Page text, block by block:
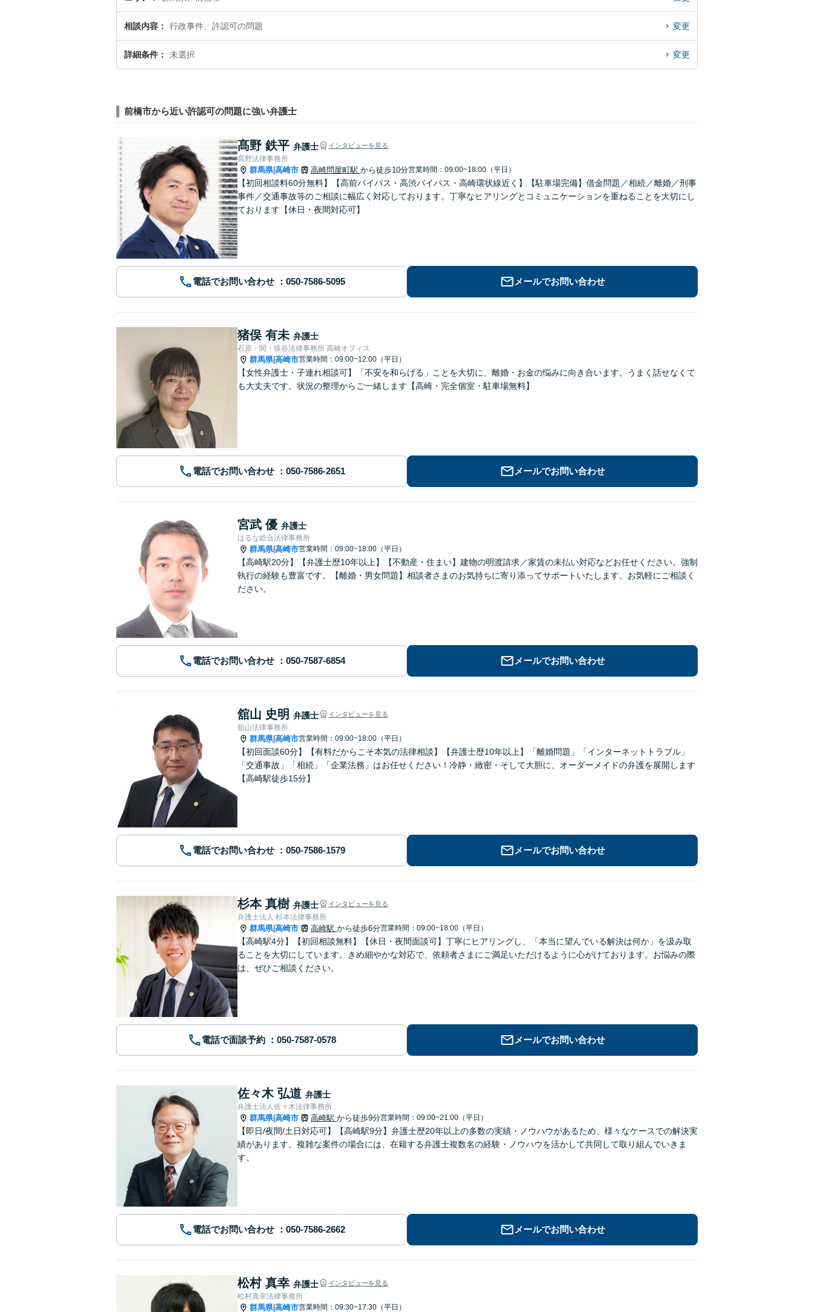
相談内容 行政事件、許認可の問題 変更
詳細条件 未選択 変更
前橋市から近い許認可の問題に強い弁護士
髙野 鉄平 弁護士 インタビューを見る
髙野法律事務所
群馬県|高崎市 高崎問屋町駅 から徒歩10分営業時間：09:00~18:00（平日）
【初回相談料60分無料】【高前バイパス・高渋バイパス・高崎環状線近く】【駐車場完備】借金問題／相続／離婚／刑事
事件／交通事故等のご相談に幅広く対応しております。丁寧なヒアリングとコミュニケーションを重ねることを大切にし
ております【休日・夜間対応可】
電話でお問い合わせ メールでお問い合わせ
猪俣 有未 弁護士
石原・関・猿谷法律事務所 高崎オフィス
群馬県|高崎市営業時間：09:00~12:00（平日）
【女性弁護士・子連れ相談可】「不安を和らげる」ことを大切に、離婚・お金の悩みに向き合います。うまく話せなくて
も大丈夫です。状況の整理からご一緒します【高崎・完全個室・駐車場無料】
電話でお問い合わせ メールでお問い合わせ
宮武 優 弁護士
はるな総合法律事務所
群馬県|高崎市営業時間：09:00~18:00（平日）
【高崎駅20分】【弁護士歴10年以上】【不動産・住まい】建物の明渡請求／家賃の未払い対応などお任せください。強制
執行の経験も豊富です。【離婚・男女問題】相談者さまのお気持ちに寄り添ってサポートいたします。お気軽にご相談く
ださい。
電話でお問い合わせ メールでお問い合わせ
舘山 史明 弁護士 インタビューを見る
舘山法律事務所
群馬県|高崎市営業時間：09:00~18:00（平日）
【初回面談60分】【有料だからこそ本気の法律相談】【弁護士歴10年以上】「離婚問題」「インターネットトラブル」
「交通事故」「相続」「企業法務」はお任せください！冷静・緻密・そして大胆に、オーダーメイドの弁護を展開します
【高崎駅徒歩15分】
電話でお問い合わせ メールでお問い合わせ
杉本 真樹 弁護士 インタビューを見る
弁護士法人 杉本法律事務所
群馬県|高崎市 高崎駅 から徒歩6分営業時間：09:00~18:00（平日）
【高崎駅4分】【初回相談無料】【休日・夜間面談可】丁寧にヒアリングし、「本当に望んでいる解決は何か」を汲み取
ることを大切にしています。きめ細やかな対応で、依頼者さまにご満足いただけるように心がけております。お悩みの際
は、ぜひご相談ください。
電話で面談予約 メールでお問い合わせ
佐々木 弘道 弁護士
弁護士法人佐々木法律事務所
群馬県|高崎市 高崎駅 から徒歩9分営業時間：09:00~21:00（平日）
【即日/夜間/土日対応可】【高崎駅9分】弁護士歴20年以上の多数の実績・ノウハウがあるため、様々なケースでの解決実
績があります。複雑な案件の場合には、在籍する弁護士複数名の経験・ノウハウを活かして共同して取り組んでいきま
す。
電話でお問い合わせ メールでお問い合わせ
松村 真幸 弁護士 インタビューを見る
松村真幸法律事務所
群馬県|高崎市営業時間：09:30~17:30（平日）